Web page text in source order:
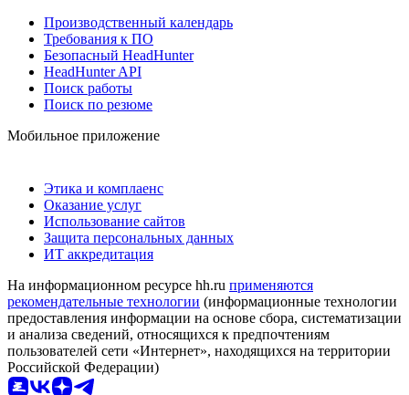
Производственный календарь
Требования к ПО
Безопасный HeadHunter
HeadHunter API
Поиск работы
Поиск по резюме
Мобильное приложение
Этика и комплаенс
Оказание услуг
Использование сайтов
Защита персональных данных
ИТ аккредитация
На информационном ресурсе hh.ru применяются
рекомендательные технологии (информационные технологии
предоставления информации на основе сбора, систематизации
и анализа сведений, относящихся к предпочтениям
пользователей сети «Интернет», находящихся на территории
Российской Федерации)